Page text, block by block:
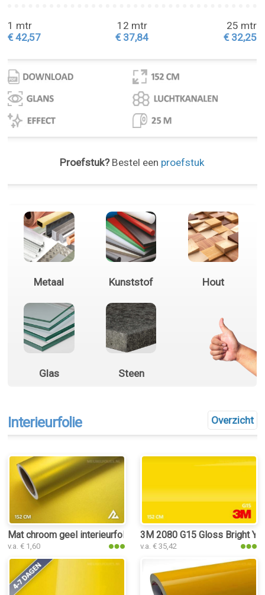
1 mtr
€ 42,57
12 mtr
€ 37,84
25 mtr
€ 32,25
Proefstuk?Bestel een proefstuk
Metaal Kunststof Hout
Glas Steen
Overzicht
Interieurfolie
Mat chroom geel interieurfolie
v.a. € 1,60
3M 2080 G15 Gloss Bright
v.a. € 35,42